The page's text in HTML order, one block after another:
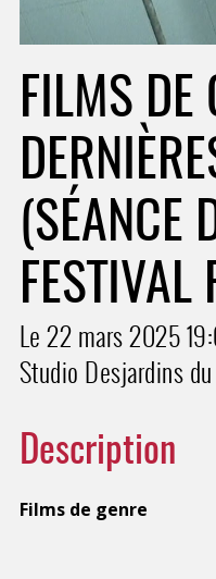
FILMS DE
(SÉANCE
FESTIVAL
Le 22 mars 2025
Studio Desjardins du
Description
Films de genre